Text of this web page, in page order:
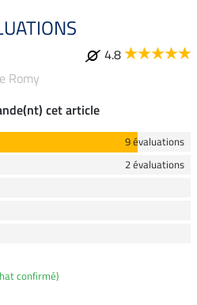
4.8
Romy
cet article
9 évaluations
2 évaluations
confirmé)